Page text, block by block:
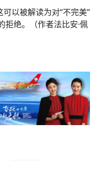
以被解读为对“不完美”
拒绝。（作者法比安·佩